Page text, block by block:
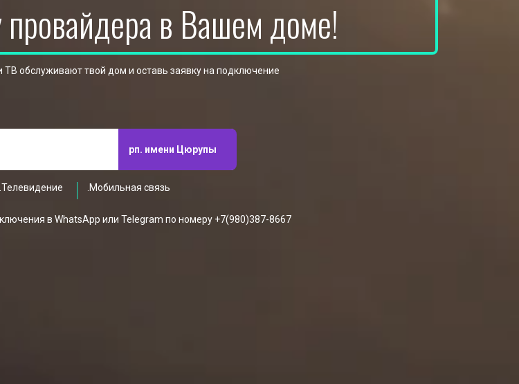
в Вашем доме!
ТВ обслуживают твой дом и оставь заявку на подключение
рп. имени Цюрупы
.Телевидение .Мобильная связь
в WhatsApp или Telegram по номеру +7(980)387-8667